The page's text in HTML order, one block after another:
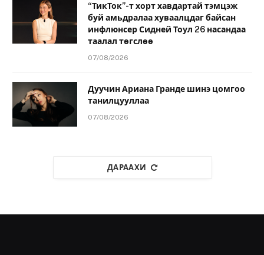
“ТикТок”-т хорт хавдартай тэмцэж
буй амьдралаа хуваалцдаг байсан
инфлюнсер Сидней Тоул 26 насандаа
таалал төгслөө
07/08/2026
Дуучин Ариана Гранде шинэ цомгоо
танилцууллаа
07/08/2026
ДАРААХИ